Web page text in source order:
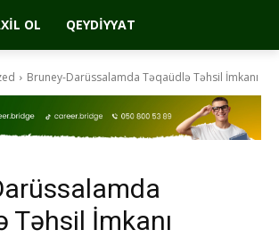
OL QEYDIYYAT
Bruney-Darüssalamda Təqaüdlə Təhsil İmkanı
Təhsil İmkanı